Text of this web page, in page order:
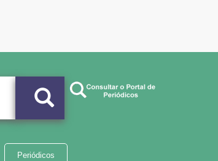
Periódicos